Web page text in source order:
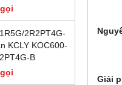
2R2PT4G-
KCLY KOC600-
B
-
-
2.
3.
4.
Giải